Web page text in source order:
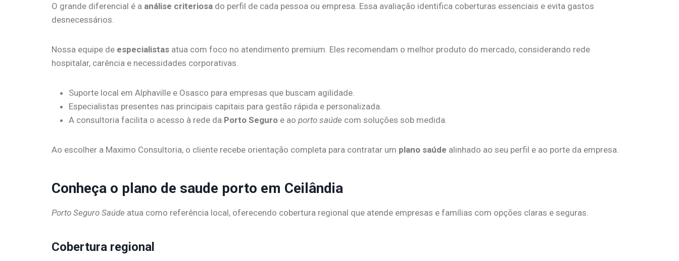
O grande diferencial é a análise criteriosa do perfil de cada pessoa ou empresa. Essa avaliação identifica coberturas essenciais e evita gastos
desnecessários.
Nossa equipe de especialistas atua com foco no atendimento premium. Eles recomendam o melhor produto do mercado, considerando rede
hospitalar, carência e necessidades corporativas.
Suporte local em Alphaville e Osasco para empresas que buscam agilidade.
Especialistas presentes nas principais capitais para gestão rápida e personalizada.
A consultoria facilita o acesso à rede da Porto Seguro e ao porto saúde com soluções sob medida.
Ao escolher a Maximo Consultoria, o cliente recebe orientação completa para contratar um plano saúde alinhado ao seu perfil e ao porte da empresa.
Conheça o plano de saude porto em Ceilândia
Porto Seguro Saúde atua como referência local, oferecendo cobertura regional que atende empresas e famílias com opções claras e seguras.
Cobertura regional